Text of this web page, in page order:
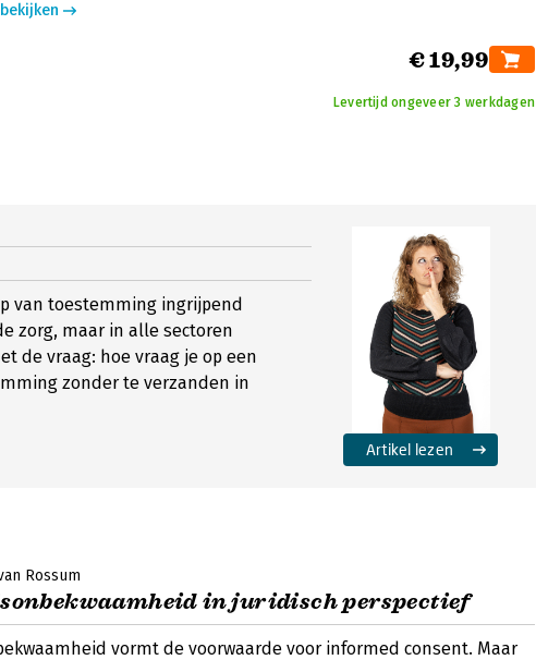
€ 19,99
Levertijd ongeveer 3 werkdagen
van toestemming ingrijpend
zorg, maar in alle sectoren
de vraag: hoe vraag je op een
zonder te verzanden in
Artikel lezen
Rossum
in juridisch perspectief
vormt de voorwaarde voor informed consent. Maar